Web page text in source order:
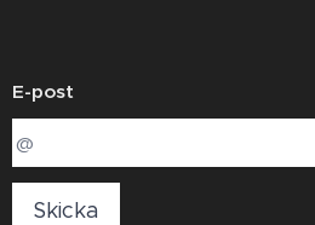
E-post
Skicka